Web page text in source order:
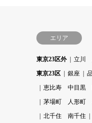
エリア
東京23区外 立川
東京23区
銀座
恵比寿 中目黒
茅場町 人形町
北千住 南千住